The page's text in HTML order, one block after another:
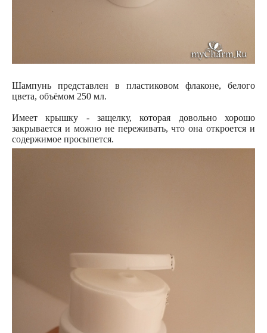
Шампунь представлен в пластиковом флаконе, белого
цвета, объёмом 250 мл.
Имеет крышку - защелку, которая довольно хорошо
закрывается и можно не переживать, что она откроется и
содержимое просыпется.